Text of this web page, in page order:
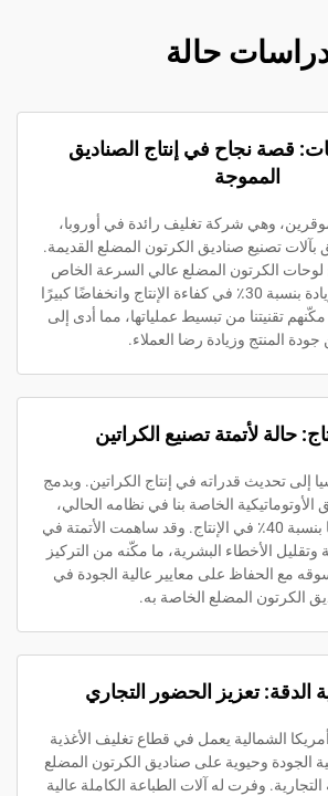
حالة
قصة نجاح في إنتاج الصناديق
المموجة
وهي شركة تغليف رائدة في أوروبا،
تصنيع صناديق الكرتون المضلع القديمة.
لوحات الكرتون المضلع عالي السرعة الخاص
بنا، شهدت الشركة زيادة بنسبة 30٪ في كفاءة الإنتاج وانخفاضًا كبيرًا
تقنيتنا من تبسيط عملياتها، مما أدى إلى
المنتج وزيادة رضا العملاء.
حالة لأتمتة تصنيع الكراتين
تحديث قدراته في إنتاج الكراتين. وبدمج
الأوتوماتيكية الخاصة بنا في نظامه الحالي،
حقق ارتفاعًا ملحوظًا بنسبة 40٪ في الإنتاج. وقد ساهمت الأتمتة في
وتقليل الأخطاء البشرية، ما مكّنه من التركيز
مع الحفاظ على معايير عالية الجودة في
الكرتون المضلع الخاصة به.
الدقة: تعزيز الحضور التجاري
الشمالية يعمل في قطاع تغليف الأغذية
الجودة وحيوية على صناديق الكرتون المضلع
التجارية. وفرت له آلات الطباعة الكاملة عالية